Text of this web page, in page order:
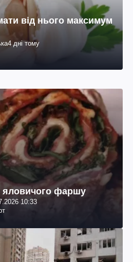
від нього максимум
4 дні тому
яловичого фаршу
10:33